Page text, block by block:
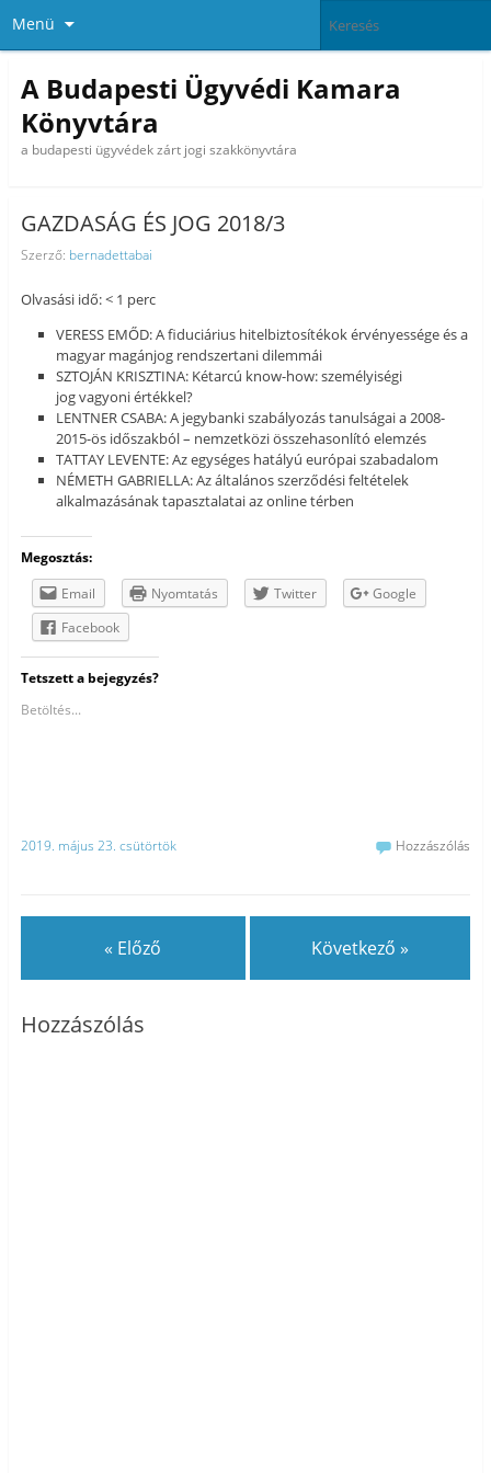
Menü
A Budapesti Ügyvédi Kamara
Könyvtára
a budapesti ügyvédek zárt jogi szakkönyvtára
GAZDASÁG ÉS JOG 2018/3
Szerző: bernadettabai
Olvasási idő: < 1 perc
VERESS EMŐD: A fiduciárius hitelbiztosítékok érvényessége és a
magyar magánjog rendszertani dilemmái
SZTOJÁN KRISZTINA: Kétarcú know-how: személyiségi
jog vagyoni értékkel?
LENTNER CSABA: A jegybanki szabályozás tanulságai a 2008-
2015-ös időszakból – nemzetközi összehasonlító elemzés
TATTAY LEVENTE: Az egységes hatályú európai szabadalom
NÉMETH GABRIELLA: Az általános szerződési feltételek
alkalmazásának tapasztalatai az online térben
Megosztás:
Email
Nyomtatás Twitter
Google
Facebook
Tetszett a bejegyzés?
Betöltés...
2019. május 23. csütörtök Hozzászólás
« Előző Következő »
Hozzászólás